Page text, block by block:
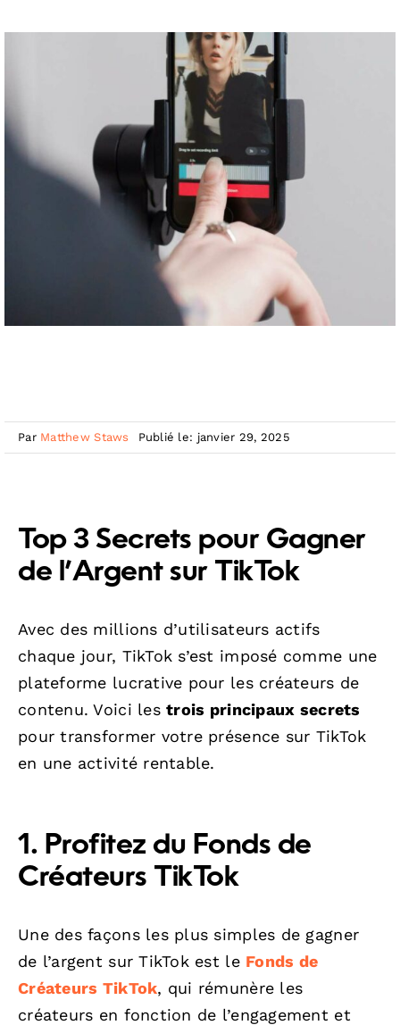
Par Matthew Staws Publié le: janvier 29, 2025
Top 3 Secrets pour Gagner
de l’Argent sur TikTok
Avec des millions d’utilisateurs actifs
chaque jour, TikTok s’est imposé comme une
plateforme lucrative pour les créateurs de
contenu. Voici lestrois principaux secrets
pour transformer votre présence sur TikTok
en une activité rentable.
1. Profitez du Fonds de
Créateurs TikTok
Une des façons les plus simples de gagner
de l’argent sur TikTok est le Fonds de
Créateurs TikTok, qui rémunère les
créateurs en fonction de l’engagement et